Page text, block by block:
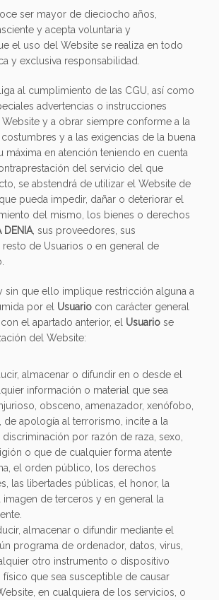
ser mayor de dieciocho años,
y acepta voluntaria y
el uso del Website se realiza en todo
y exclusiva responsabilidad.
al cumplimiento de las CGU, así como
advertencias o instrucciones
y a obrar siempre conforme a la
costumbres y a las exigencias de la buena
máxima en atención teniendo en cuenta
del servicio del que
se abstendrá de utilizar el Website de
pueda impedir, dañar o deteriorar el
del mismo, los bienes o derechos
DENIA, sus proveedores, sus
de Usuarios o en general de
sin que ello implique restricción alguna a
por el Usuario con carácter general
el apartado anterior, el Usuario se
del Website:
almacenar o difundir en o desde el
información o material que sea
obsceno, amenazador, xenófobo,
de apología al terrorismo, incite a la
discriminación por razón de raza, sexo,
o que de cualquier forma atente
el orden público, los derechos
las libertades públicas, el honor, la
imagen de terceros y en general la
almacenar o difundir mediante el
programa de ordenador, datos, virus,
otro instrumento o dispositivo
que sea susceptible de causar
en cualquiera de los servicios, o